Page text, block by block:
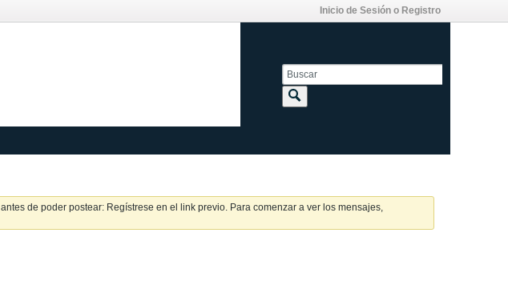
Inicio de Sesión o Registro
antes de poder postear: Regístrese en el link previo. Para comenzar a ver los mensajes,